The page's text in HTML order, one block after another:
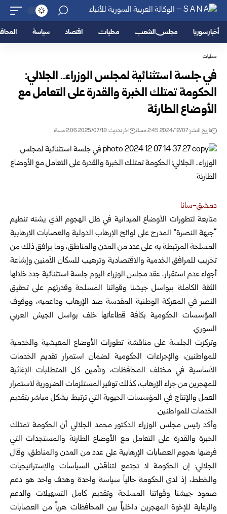
أخبار سوريا مجلس الشعب محليات اقتصاد سياسة
محليات
في جلسة استثنائية لمجلس الوزراء.. الجلالي:
الحكومة تمتلك الخبرة والقدرة على التعامل مع
الأوضاع الطارئة
تاريخ النشر: 2024/12/07 2:45 مساءً اخر تحديث: 2025/07/19 2:06 مساءً
دمشق-سانا
متابعة لتطورات الأوضاع الميدانية في ظل الهجوم الذي يشنه تنظيم
“جبهة النصرة” المدرج على لوائح الإرهاب الدولية والعصابات الإرهابية
المسلحة المرتبطة به على عدد من المدن والمناطق، وما يرافق ذلك من
تخريب للمرافق الخدمية والاقتصادية وترهيب للسكان الآمنين وإشاعة
أجواء عدم استقرار.. عقد مجلس الوزراء اليوم جلسة استثنائية جدد خلالها
الثقة الكاملة ببواسل جيشنا وقواتنا المسلحة وقدرتهم على تحقيق
النصر في المعركة الوطنية المقدسة ضد الإرهاب وداعميه، ووقوف
المؤسسات الحكومية بكافة قطاعاتها خلف بواسل الجيش العربي
السوري.
وتركزت الجلسة على مناقشة تطورات الأوضاع المعيشية والخدمية
للمواطنين، والإجراءات الحكومية لضمان استمرار تقديم الخدمات
الأساسية في مختلف المحافظات، وتأمين كل المتطلبات الإغاثية
للمهجرين من جراء الإرهاب، كذلك توفير المستلزمات الضرورية لاستمرار
العمل والإنتاج في المؤسسات الحيوية التي ترتبط بشكل مباشر بتقديم
الخدمات للمواطنين.
وأكد رئيس مجلس الوزراء الدكتور محمد الجلالي أن الحكومة تمتلك
الخبرة والقدرة على التعامل مع الأوضاع الطارئة والمستجدات التي
فرضها هجوم العصابات الإرهابية على عدد من المدن والمناطق، وقال
الجلالي: إن الحكومة لا تجتمع لتناقش السياسات والإستراتيجيات
والخطط، إذ لدى الحكومة حالياً سياسة واحدة وهدف واحد هو دعم
صمود جيشنا وقواتنا المسلحة وتقديم كامل التسهيلات والدعم
والرعاية للإخوة المهجرين داخلياً بين المحافظات هرباً من العصابات